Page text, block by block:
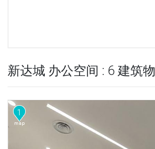
新达城 办公空间 : 6 建筑物
1